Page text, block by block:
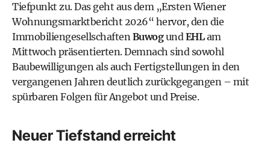
Tiefpunkt zu. Das geht aus dem „Ersten Wiener
Wohnungsmarktbericht 2026“ hervor, den die
ImmobiliengesellschaftenBuwogundEHLam
Mittwoch präsentierten. Demnach sind sowohl
Baubewilligungen als auch Fertigstellungen in den
vergangenen Jahren deutlich zurückgegangen – mit
spürbaren Folgen für Angebot und Preise.
Neuer Tiefstand erreicht